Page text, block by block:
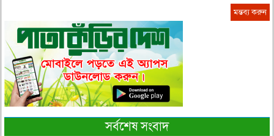
সর্বশেষ সংবাদ